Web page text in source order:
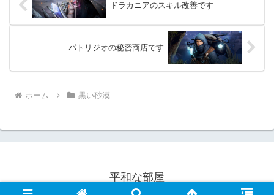
ドラカニアのスキル改善です
パトリジオの秘密商店です
ホーム 黒い砂漠
平和な部屋